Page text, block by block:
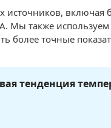
источников, включая
Мы также
более точные
тенденция